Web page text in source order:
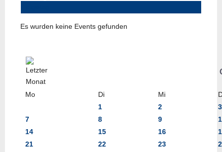
Es wurden keine Events gefunden
Mo Di Mi
1
2
3
7
8 9
14
15 16
21
22 23